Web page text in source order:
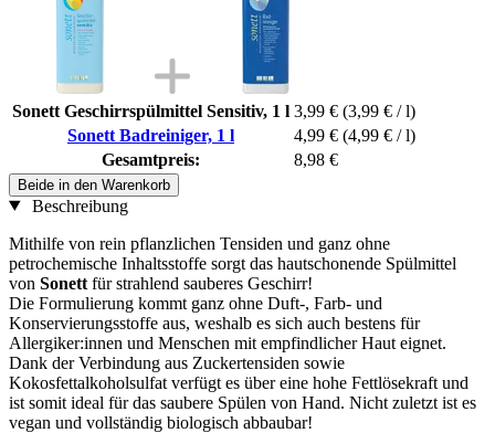
Sonett Geschirrspülmittel Sensitiv, 1 l 3,99 € (3,99 € / l)
Sonett Badreiniger, 1 l
4,99 € (4,99 € / l)
Gesamtpreis:
8,98 €
Beide in den Warenkorb
Beschreibung
Mithilfe von rein pflanzlichen Tensiden und ganz ohne
petrochemische Inhaltsstoffe sorgt das hautschonende Spülmittel
von Sonett für strahlend sauberes Geschirr!
Die Formulierung kommt ganz ohne Duft-, Farb- und
Konservierungsstoffe aus, weshalb es sich auch bestens für
Allergiker:innen und Menschen mit empfindlicher Haut eignet.
Dank der Verbindung aus Zuckertensiden sowie
Kokosfettalkoholsulfat verfügt es über eine hohe Fettlösekraft und
ist somit ideal für das saubere Spülen von Hand. Nicht zuletzt ist es
vegan und vollständig biologisch abbaubar!